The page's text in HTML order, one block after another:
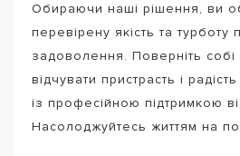
Обираючи наші рішення, ви
перевірену якість та турботу
задоволення. Поверніть собі
відчувати пристрасть і
із професійною підтримкою
Насолоджуйтесь життям на